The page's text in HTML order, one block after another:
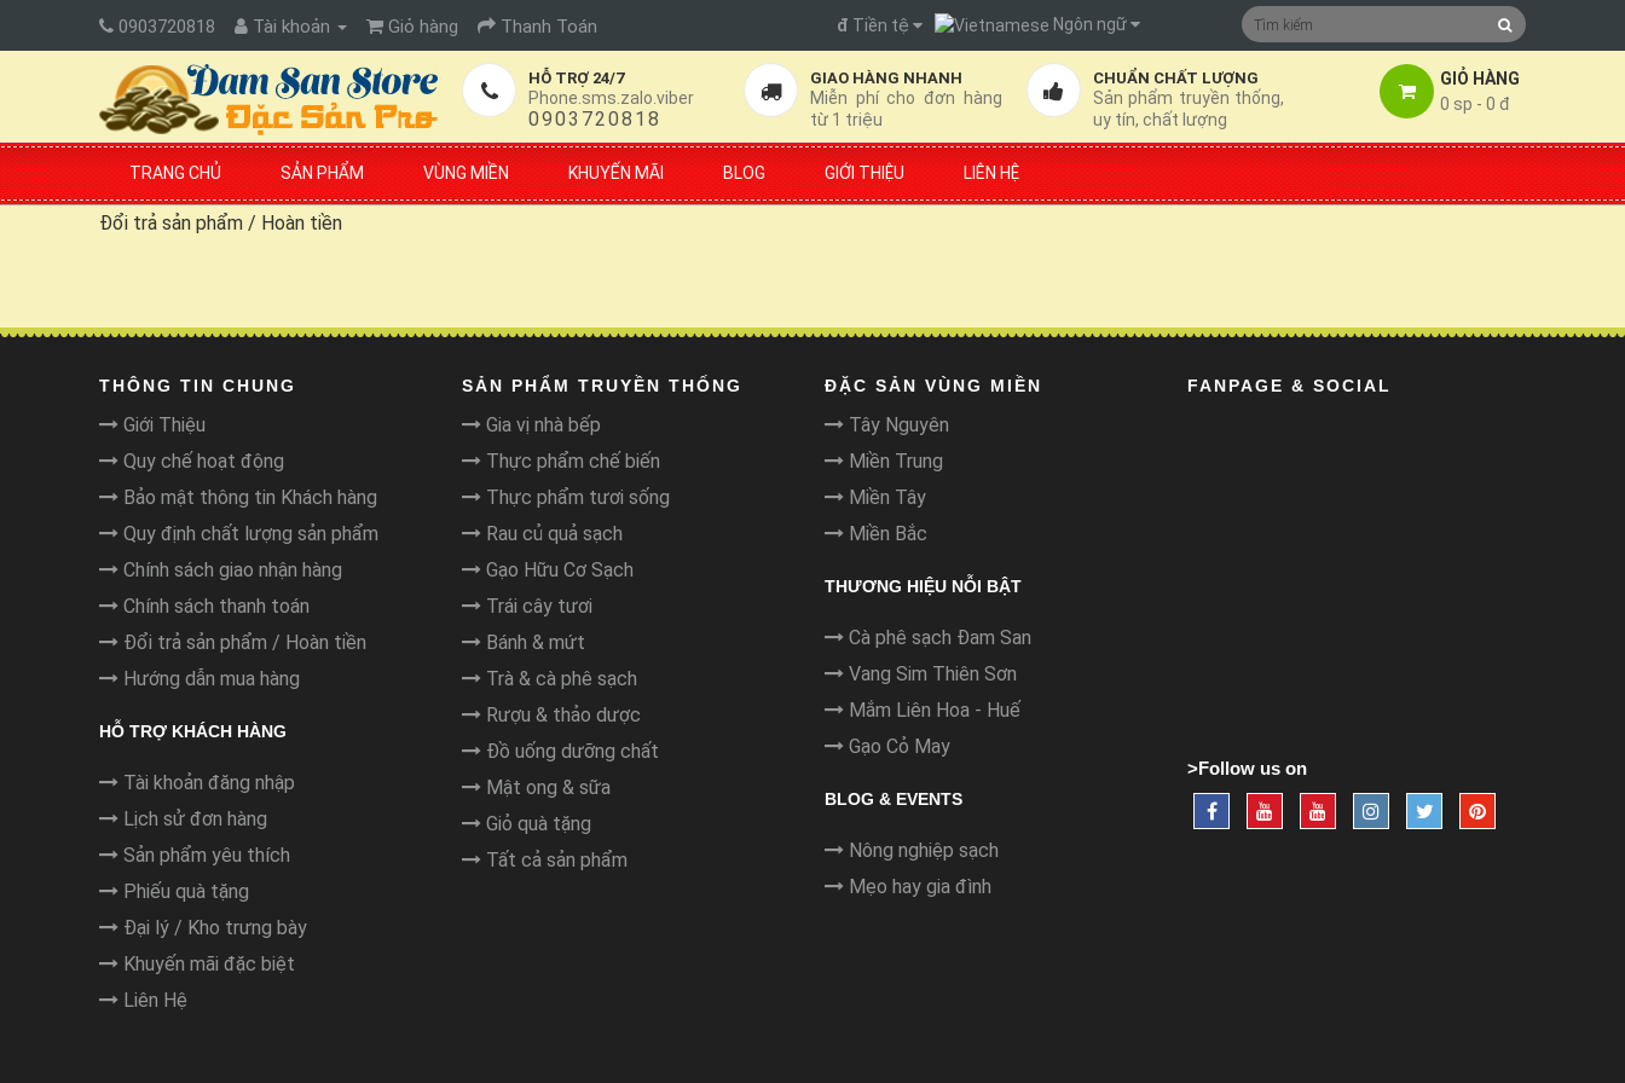
0903720818 Tài khoản Giỏ hàng Thanh Toán đ Tiền tệ Ngôn ngữ
HỖ TRỢ 24/7
Phone.sms.zalo.viber
0903720818
GIAO HÀNG NHANH
Miễn phí cho đơn hàng
từ 1 triệu
CHUẨN CHẤT LƯỢNG
Sản phẩm truyền thống,
uy tín, chất lượng
GIỎ HÀNG
0 sp - 0 đ
TRANG CHỦ SẢN PHẨM VÙNG MIỀN KHUYẾN MÃI BLOG GIỚI THIỆU LIÊN HỆ
Đổi trả sản phẩm / Hoàn tiền
THÔNG TIN CHUNG
Giới Thiệu
Quy chế hoạt động
Bảo mật thông tin Khách hàng
Quy định chất lượng sản phẩm
Chính sách giao nhận hàng
Chính sách thanh toán
Đổi trả sản phẩm / Hoàn tiền
Hướng dẫn mua hàng
HỖ TRỢ KHÁCH HÀNG
Tài khoản đăng nhập
Lịch sử đơn hàng
Sản phẩm yêu thích
Phiếu quà tặng
Đại lý / Kho trưng bày
Khuyến mãi đặc biệt
Liên Hệ
SẢN PHẨM TRUYỀN THỐNG
Gia vị nhà bếp
Thực phẩm chế biến
Thực phẩm tươi sống
Rau củ quả sạch
Gạo Hữu Cơ Sạch
Trái cây tươi
Bánh & mứt
Trà & cà phê sạch
Rượu & thảo dược
Đồ uống dưỡng chất
Mật ong & sữa
Giỏ quà tặng
Tất cả sản phẩm
ĐẶC SẢN VÙNG MIỀN
Tây Nguyên
Miền Trung
Miền Tây
Miền Bắc
THƯƠNG HIỆU NỖI BẬT
Cà phê sạch Đam San
Vang Sim Thiên Sơn
Mắm Liên Hoa - Huế
Gạo Cỏ May
BLOG & EVENTS
Nông nghiệp sạch
Mẹo hay gia đình
FANPAGE & SOCIAL
>Follow us on